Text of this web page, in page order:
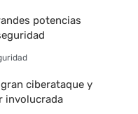
potencias
ciberataque y
involucrada